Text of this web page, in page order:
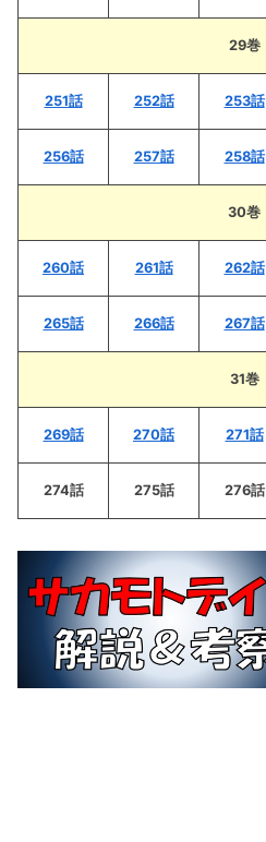
29巻
251話 252話 253話
256話 257話 258話
30巻
260話 261話 262話
265話 266話 267話
31巻
269話 270話 271話
274話 275話 276話